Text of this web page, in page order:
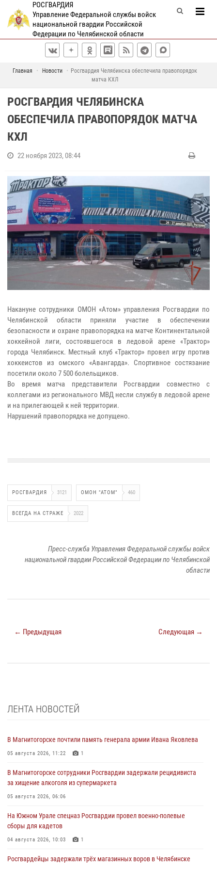
РОСГВАРДИЯ
Управление Федеральной службы войск
национальной гвардии Российской
Федерации по Челябинской области
Главная Новости
Росгвардия Челябинска обеспечила правопорядок
матча КХЛ
РОСГВАРДИЯ ЧЕЛЯБИНСКА
ОБЕСПЕЧИЛА ПРАВОПОРЯДОК МАТЧА
КХЛ
22 ноября 2023, 08:44
Накануне сотрудники ОМОН «Атом» управления Росгвардии по
Челябинской области приняли участие в обеспечении
безопасности и охране правопорядка на матче Континентальной
хоккейной лиги, состоявшегося в ледовой арене «Трактор»
города Челябинск. Местный клуб «Трактор» провел игру против
хоккеистов из омского «Авангарда». Спортивное состязание
посетили около 7 500 болельщиков.
Во время матча представители Росгвардии совместно с
коллегами из регионального МВД несли службу в ледовой арене
и на прилегающей к ней территории.
Нарушений правопорядка не допущено.
РОСГВАРДИЯ 3121 ОМОН "АТОМ" 460
ВСЕГДА НА СТРАЖЕ 2022
Пресс-служба Управления Федеральной службы войск
национальной гвардии Российской Федерации по Челябинской
области
← Предыдущая Следующая →
ЛЕНТА НОВОСТЕЙ
В Магнитогорске почтили память генерала армии Ивана Яковлева
05 августа 2026, 11:22 1
В Магнитогорске сотрудники Росгвардии задержали рецидивиста
за хищение алкоголя из супермаркета
05 августа 2026, 06:06
На Южном Урале спецназ Росгвардии провел военно-полевые
сборы для кадетов
04 августа 2026, 10:03 1
Росгвардейцы задержали трёх магазинных воров в Челябинске